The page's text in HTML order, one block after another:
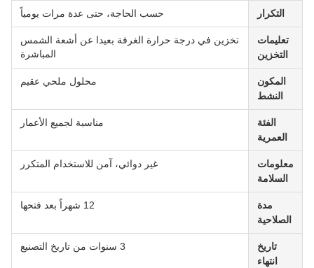
التكرار حسب الحاجة، حتى عدة مرات يومياً
تعليمات
التخزين
تخزين في درجة حرارة الغرفة بعيدا عن أشعة الشمس
المباشرة
المكون
النشط
محلول ملحي عقيم
الفئة
العمرية
مناسبة لجميع الأعمار
معلومات
السلامة
غير دوائي، آمن للاستخدام المتكرر
مدة
الصلاحية
12 شهراً بعد فتحها
تاريخ
انتهاء